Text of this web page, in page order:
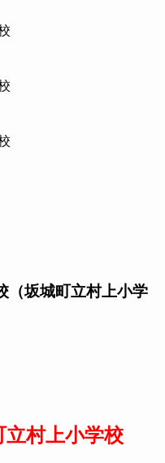
（坂城町立村上小学
立村上小学校